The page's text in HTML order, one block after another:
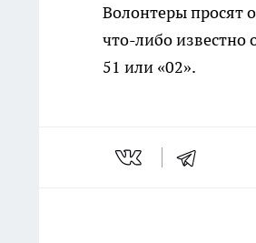
Волонтеры просят
что-либо известно
51 или «02».